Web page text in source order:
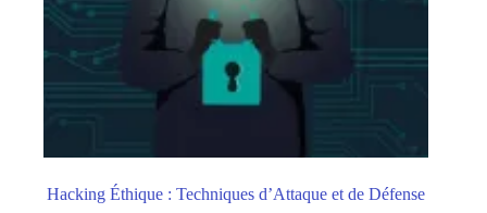
Hacking Éthique : Techniques d’Attaque et de Défense